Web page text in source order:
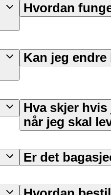
Hvordan
Kan jeg
Hva skjer
når jeg skal
Er det